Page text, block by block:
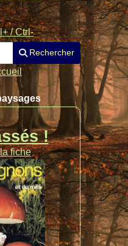
/ Ctrl-
Rechercher
!
fiche